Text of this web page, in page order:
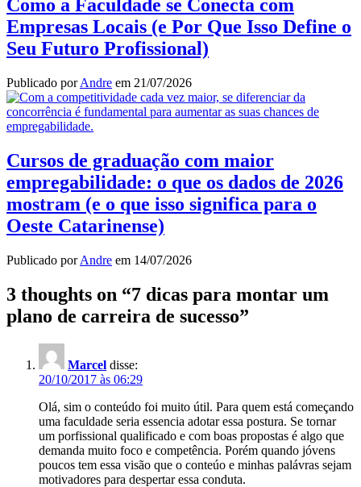
Como a Faculdade se Conecta com
Empresas Locais (e Por Que Isso Define o
Seu Futuro Profissional)
Publicado porAndre em 21/07/2026
Cursos de graduação com maior
empregabilidade: o que os dados de 2026
mostram (e o que isso significa para o
Oeste Catarinense)
Publicado porAndre em 14/07/2026
3 thoughts on “7 dicas para montar um
plano de carreira de sucesso”
Marcel disse:
20/10/2017 às 06:29
Olá, sim o conteúdo foi muito útil. Para quem está começando
uma faculdade seria essencia adotar essa postura. Se tornar
um porfissional qualificado e com boas propostas é algo que
demanda muito foco e competência. Porém quando jóvens
poucos tem essa visão que o conteúo e minhas palávras sejam
motivadores para despertar essa conduta.